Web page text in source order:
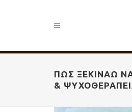
ΠΏΣ ΞΕΚΙΝΆΩ
&